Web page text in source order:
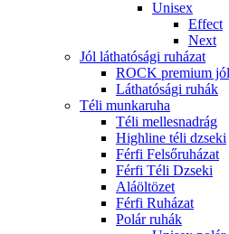
Unisex
Effect
Next
Jól láthatósági ruházat
ROCK premium
Láthatósági ruhák
Téli munkaruha
Téli mellesnadrág
Highline téli dzseki
Férfi Felsőruházat
Férfi Téli Dzseki
Aláöltözet
Férfi Ruházat
Polár ruhák